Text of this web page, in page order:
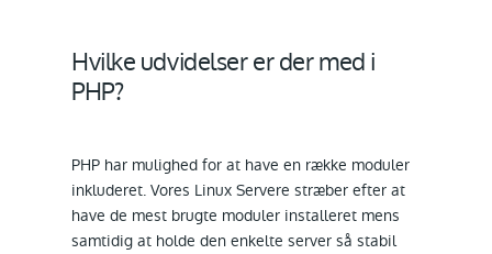
Hvilke udvidelser er der med i
PHP?
PHP har mulighed for at have en række moduler
inkluderet. Vores Linux Servere stræber efter at
have de mest brugte moduler installeret mens
samtidig at holde den enkelte server så stabil